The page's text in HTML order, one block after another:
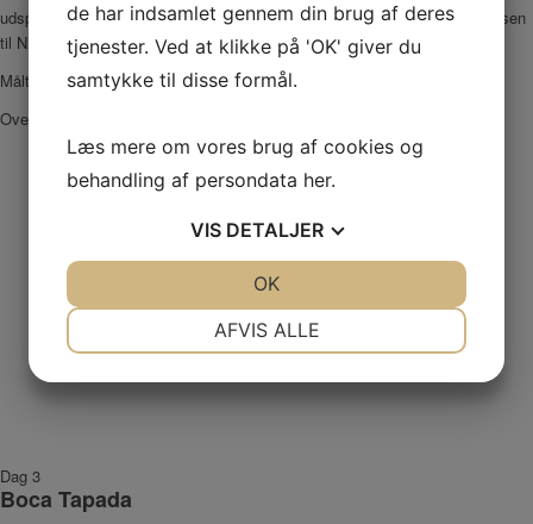
udspring og langt fra de gængse turistruter og bare 10 kilometer fra grænsen
til Nicaragua. De sidste 30 kilometers kørsel foregår ad grusvej.
Måltider inkluderet: morgenmad og frokost
Overnatning:
Dag 3
Boca Tapada
de har indsamlet gennem din brug af deres
tjenester. Ved at klikke på 'OK' giver du
samtykke til disse formål.
Læs mere om vores brug af cookies og
behandling af persondata her.
VIS DETALJER
AFVIS ALLE
OK